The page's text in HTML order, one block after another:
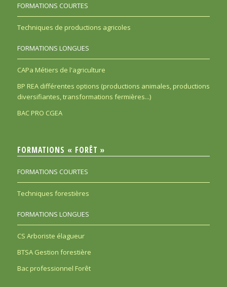
FORMATIONS COURTES
Techniques de productions agricoles
FORMATIONS LONGUES
CAPa Métiers de l'agriculture
BP REA différentes options (productions animales, productions
diversifiantes, transformations fermières...)
BAC PRO CGEA
FORMATIONS « FORÊT »
FORMATIONS COURTES
Techniques forestières
FORMATIONS LONGUES
CS Arboriste élagueur
BTSA Gestion forestière
Bac professionnel Forêt